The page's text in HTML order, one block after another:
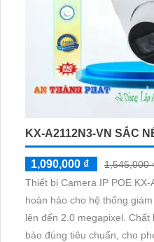
KX-A2112N3-VN SẮC
1,090,000 ₫
1,545,000
Thiết bị Camera IP POE
hoàn hảo cho hệ thống
lên đến 2.0 megapixel. Chất lượng hình ảnh được đảm
bảo đúng tiêu chuẩn, cho